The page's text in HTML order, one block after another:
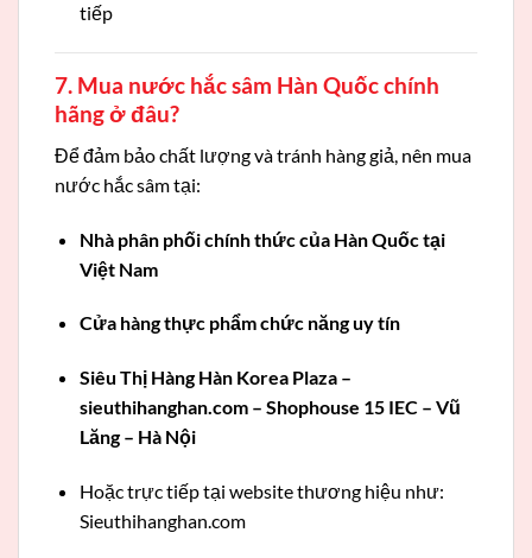
tiếp
7. Mua nước hắc sâm Hàn Quốc chính
hãng ở đâu?
Để đảm bảo chất lượng và tránh hàng giả, nên mua
nước hắc sâm tại:
Nhà phân phối chính thức của Hàn Quốc tại
Việt Nam
Cửa hàng thực phẩm chức năng uy tín
Siêu Thị Hàng Hàn Korea Plaza –
sieuthihanghan.com – Shophouse 15 IEC – Vũ
Lăng – Hà Nội
Hoặc trực tiếp tại website thương hiệu như:
Sieuthihanghan.com